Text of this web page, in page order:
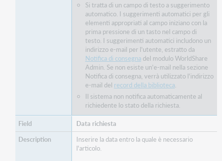
Si tratta di un campo di testo a suggerimento
automatico. I suggerimenti automatici per gli
elementi appropriati al campo iniziano con la
prima pressione di un tasto nel campo di
testo. I suggerimenti automatici includono un
indirizzo e-mail per l'utente, estratto da
Notifica di consegnadel modulo WorldShare
Admin. Se non esiste un'e-mail nella sezione
Notifica di consegna, verrà utilizzato l'indirizzo
e-mail del record della biblioteca.
Il sistema non notifica automaticamente al
richiedente lo stato della richiesta.
Data richiesta
Inserire la data entro la quale è necessario
l'articolo.